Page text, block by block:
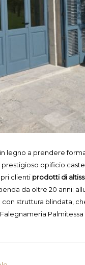
legno a prendere
prestigioso opificio
clienti prodotti di
da oltre 20 anni:
con struttura blindata,
Falegnameria